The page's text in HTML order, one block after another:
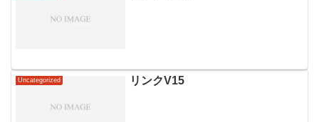
Uncategorized リンクV15